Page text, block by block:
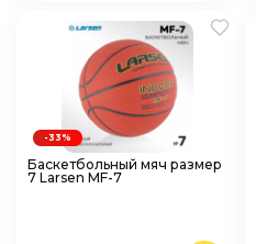
Баскетбольный мяч размер
7 Larsen MF-7
-33%